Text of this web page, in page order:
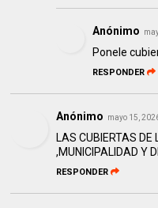
Anónimo
Ponele
RESPONDER
Anónimo mayo 15,
LAS CUBIERTAS DE
,MUNICIPALIDAD Y
RESPONDER